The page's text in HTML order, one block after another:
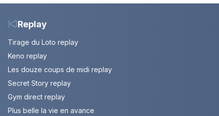
Replay
Tirage du Loto replay
Keno replay
Les douze coups de midi replay
Secret Story replay
Gym direct replay
Plus belle la vie en avance